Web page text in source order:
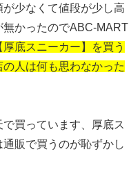
少なくて値段が少し高
かったのでABC-MART
厚底スニーカー】を買う
人は何も思わなかった
買っています、厚底ス
販で買うのが恥ずかし